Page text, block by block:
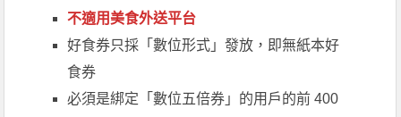
不適用美食外送平台
好食券只採「數位形式」發放，即無紙本好
食券
必須是綁定「數位五倍券」的用戶的前 400